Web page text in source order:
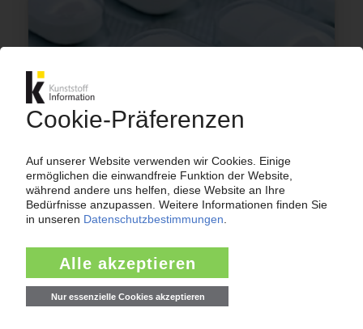
Nach Cyber-Angriff: Folienhersteller stoppt die
Produktion